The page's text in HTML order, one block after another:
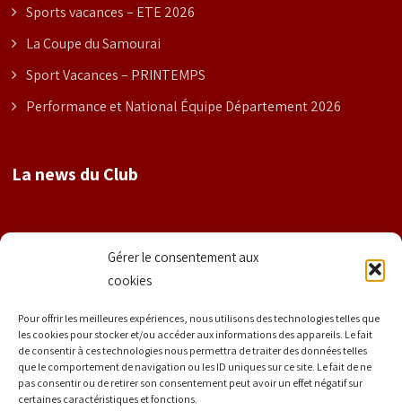
Gérer le consentement aux
cookies
Pour offrir les meilleures expériences, nous utilisons des technologies telles que
les cookies pour stocker et/ou accéder aux informations des appareils. Le fait
de consentir à ces technologies nous permettra de traiter des données telles
que le comportement de navigation ou les ID uniques sur ce site. Le fait de ne
pas consentir ou de retirer son consentement peut avoir un effet négatif sur
certaines caractéristiques et fonctions.
Sports vacances – ETE 2026
La Coupe du Samourai
Sport Vacances – PRINTEMPS
Performance et National Équipe Département 2026
La news du Club
Prénom
E-mail*